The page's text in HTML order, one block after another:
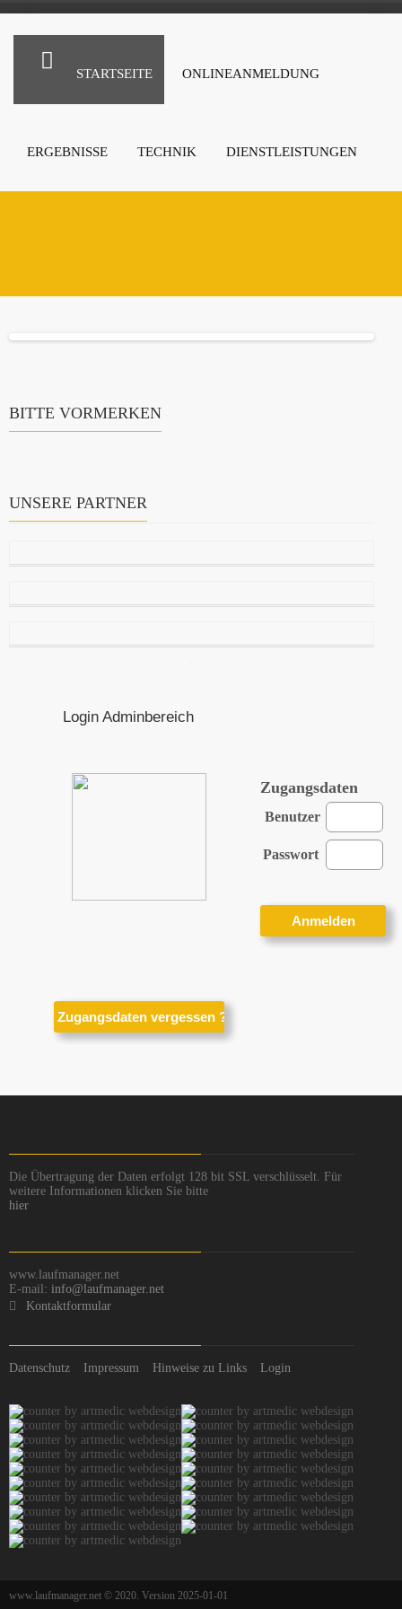
STARTSEITE ONLINEANMELDUNG
ERGEBNISSE TECHNIK DIENSTLEISTUNGEN
BITTE VORMERKEN
UNSERE PARTNER
Login Adminbereich
Zugangsdaten
Benutzer
Passwort
Die Übertragung der Daten erfolgt 128 bit SSL verschlüsselt. Für
weitere Informationen klicken Sie bitte
hier
www.laufmanager.net
E-mail: info@laufmanager.net
Kontaktformular
Datenschutz Impressum Hinweise zu Links Login
www.laufmanager.net © 2020. Version 2025-01-01